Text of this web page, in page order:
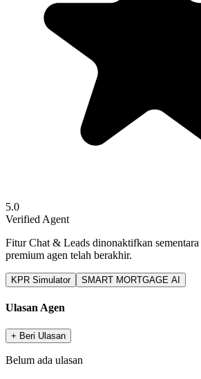
5.0
Verified Agent
Fitur Chat & Leads dinonaktifkan
premium agen telah berakhir.
KPR Simulator SMART MORTGAGE AI
Ulasan Agen
+ Beri Ulasan
Belum ada ulasan